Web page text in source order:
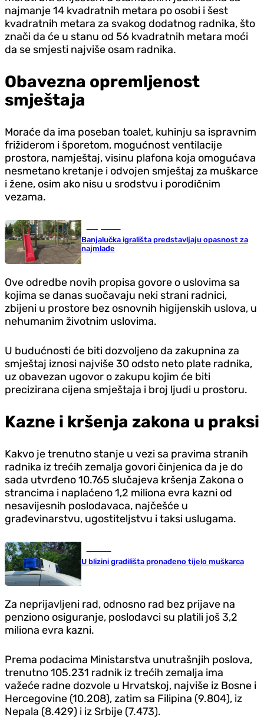
najmanje 14 kvadratnih metara po osobi i šest
kvadratnih metara za svakog dodatnog radnika, što
znači da će u stanu od 56 kvadratnih metara moći
da se smjesti najviše osam radnika.
Obavezna opremljenost
smještaja
Moraće da ima poseban toalet, kuhinju sa ispravnim
frižiderom i šporetom, mogućnost ventilacije
prostora, namještaj, visinu plafona koja omogućava
nesmetano kretanje i odvojen smještaj za muškarce
i žene, osim ako nisu u srodstvu i porodičnim
vezama.
Banjalučka igrališta predstavljaju opasnost za
najmlađe
Ove odredbe novih propisa govore o uslovima sa
kojima se danas suočavaju neki strani radnici,
zbijeni u prostore bez osnovnih higijenskih uslova, u
nehumanim životnim uslovima.
U budućnosti će biti dozvoljeno da zakupnina za
smještaj iznosi najviše 30 odsto neto plate radnika,
uz obavezan ugovor o zakupu kojim će biti
precizirana cijena smještaja i broj ljudi u prostoru.
Kazne i kršenja zakona u praksi
Kakvo je trenutno stanje u vezi sa pravima stranih
radnika iz trećih zemalja govori činjenica da je do
sada utvrđeno 10.765 slučajeva kršenja Zakona o
strancima i naplaćeno 1,2 miliona evra kazni od
nesavijesnih poslodavaca, najčešće u
građevinarstvu, ugostiteljstvu i taksi uslugama.
U blizini gradilišta pronađeno tijelo muškarca
Za neprijavljeni rad, odnosno rad bez prijave na
penziono osiguranje, poslodavci su platili još 3,2
miliona evra kazni.
Prema podacima Ministarstva unutrašnjih poslova,
trenutno 105.231 radnik iz trećih zemalja ima
važeće radne dozvole u Hrvatskoj, najviše iz Bosne i
Hercegovine (10.208), zatim sa Filipina (9.804), iz
Nepala (8.429) i iz Srbije (7.473).